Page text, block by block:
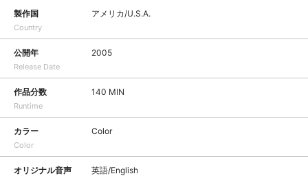
製作国
Country
アメリカ/U.S.A.
公開年
Release Date
2005
作品分数
Runtime
140 MIN
カラー
Color
Color
オリジナル音声 英語/English